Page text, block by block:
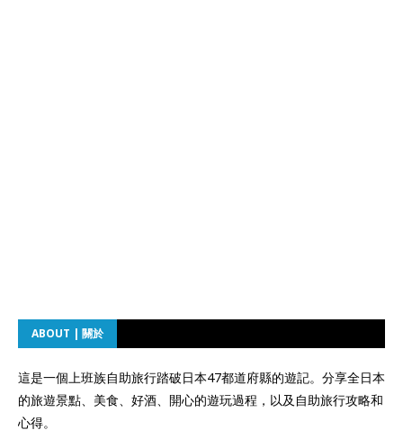
ABOUT | 關於
這是一個上班族自助旅行踏破日本47都道府縣的遊記。分享全日本
的旅遊景點、美食、好酒、開心的遊玩過程，以及自助旅行攻略和
心得。